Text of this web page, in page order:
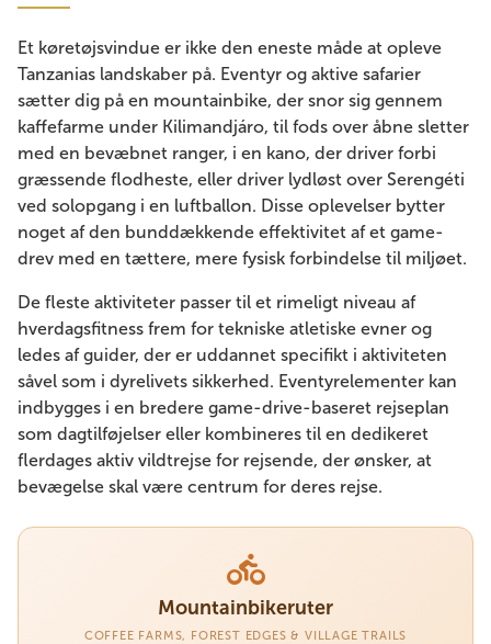
Et køretøjsvindue er ikke den eneste måde at opleve
Tanzanias landskaber på. Eventyr og aktive safarier
sætter dig på en mountainbike, der snor sig gennem
kaffefarme under Kilimandjáro, til fods over åbne sletter
med en bevæbnet ranger, i en kano, der driver forbi
græssende flodheste, eller driver lydløst over Serengéti
ved solopgang i en luftballon. Disse oplevelser bytter
noget af den bunddækkende effektivitet af et game-
drev med en tættere, mere fysisk forbindelse til miljøet.
De fleste aktiviteter passer til et rimeligt niveau af
hverdagsfitness frem for tekniske atletiske evner og
ledes af guider, der er uddannet specifikt i aktiviteten
såvel som i dyrelivets sikkerhed. Eventyrelementer kan
indbygges i en bredere game-drive-baseret rejseplan
som dagtilføjelser eller kombineres til en dedikeret
flerdages aktiv vildtrejse for rejsende, der ønsker, at
bevægelse skal være centrum for deres rejse.
Mountainbikeruter
COFFEE FARMS, FOREST EDGES & VILLAGE TRAILS